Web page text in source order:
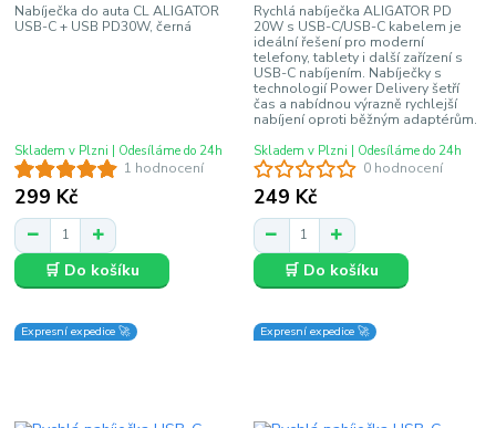
1 hodnocení
Nabíječka do auta CL ALIGATOR
USB-C + USB PD30W, černá
299 Kč
Skladem v Plzni | Odesíláme do 24h
🛒 Do košíku
0 hodnocení
Rychlá nabíječka ALIGATOR PD
20W s USB-C/USB-C kabelem je
ideální řešení pro moderní
telefony, tablety i další zařízení s
USB-C nabíjením. Nabíječky s
technologií Power Delivery šetří
čas a nabídnou výrazně rychlejší
nabíjení oproti běžným adaptérům.
249 Kč
Skladem v Plzni | Odesíláme do 24h
🛒 Do košíku
Expresní expedice 🚀 Expresní expedice 🚀